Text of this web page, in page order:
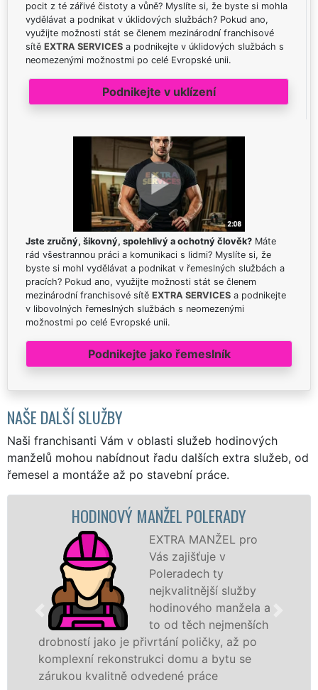
pocit z té zářivé čistoty a vůně? Myslíte si, že byste si mohla
vydělávat a podnikat v úklidových službách? Pokud ano,
využijte možnosti stát se členem mezinárodní franchisové
sítě EXTRA SERVICES a podnikejte v úklidových službách s
neomezenými možnostmi po celé Evropské unii.
Podnikejte v uklízení
Jste zručný, šikovný, spolehlivý a ochotný člověk? Máte
rád všestrannou práci a komunikaci s lidmi? Myslíte si, že
byste si mohl vydělávat a podnikat v řemeslných službách a
pracích? Pokud ano, využijte možnosti stát se členem
mezinárodní franchisové sítě EXTRA SERVICES a podnikejte
v libovolných řemeslných službách s neomezenými
možnostmi po celé Evropské unii.
Podnikejte jako řemeslník
NAŠE DALŠÍ SLUŽBY
Naši franchisanti Vám v oblasti služeb hodinových
manželů mohou nabídnout řadu dalších extra služeb, od
řemesel a montáže až po stavební práce.
HODINOVÝ MANŽEL POLERADY
EXTRA MANŽEL pro
Vás zajišťuje v
Poleradech ty
nejkvalitnější služby
hodinového manžela a
to od těch nejmenších
drobností jako je přivrtání poličky, až po
komplexní rekonstrukci domu a bytu se
zárukou kvalitně odvedené práce